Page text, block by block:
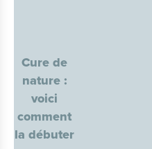
Cure de
nature :
voici
comment
la débuter